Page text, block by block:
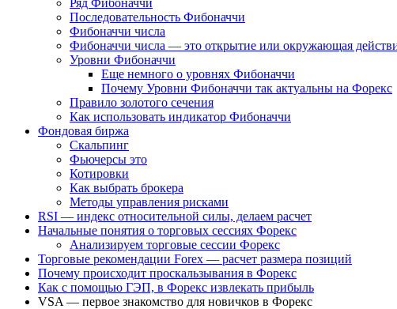
Ряд Фибоначчи
Последовательность Фибоначчи
Фибоначчи числа
Фибоначчи числа — это открытие или окружающая
Уровни Фибоначчи
Еще немного о уровнях Фибоначчи
Почему Уровни Фибоначчи так актуальны на Форекс
Правило золотого сечения
Как использовать индикатор Фибоначчи
Фондовая биржа
Скальпинг
Фьючерсы это
Котировки
Как выбрать брокера
Методы управления рисками
RSI — индекс относительной силы, делаем расчет
Начальные понятия о торговых сессиях Форекс
Анализируем торговые сессии Форекс
Торговые рекомендации Forex — расчет размера позиций
Почему происходит проскальзывания в Форекс
Как с помощью ГЭП, в Форекс извлекать прибыль
VSA — первое знакомство для новичков в Форекс